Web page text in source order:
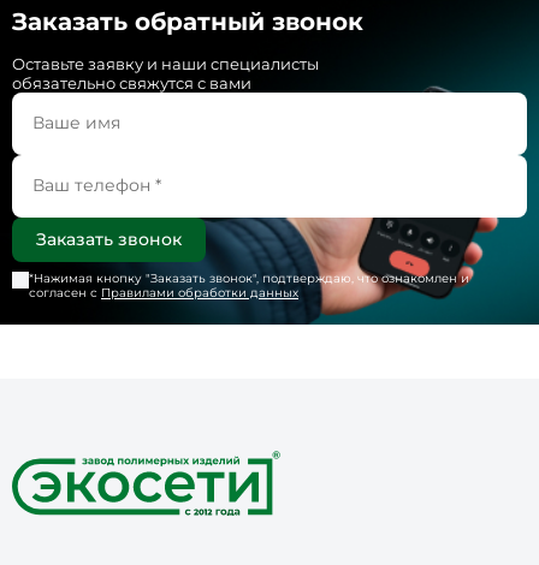
Заказать обратный звонок
Оставьте заявку и наши специалисты
обязательно свяжутся с вами
*Нажимая кнопку "Заказать звонок", подтверждаю, что ознакомлен и
согласен с Правилами обработки данных